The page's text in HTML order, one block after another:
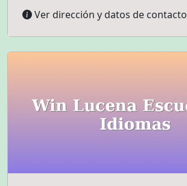
Ver dirección y datos de contacto